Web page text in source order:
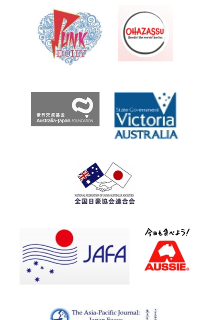
え
た
豪
州
言
語
Archives